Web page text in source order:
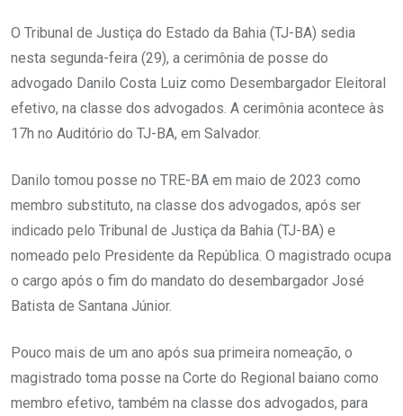
O Tribunal de Justiça do Estado da Bahia (TJ-BA) sedia
nesta segunda-feira (29), a cerimônia de posse do
advogado Danilo Costa Luiz como Desembargador Eleitoral
efetivo, na classe dos advogados. A cerimônia acontece às
17h no Auditório do TJ-BA, em Salvador.
Danilo tomou posse no TRE-BA em maio de 2023 como
membro substituto, na classe dos advogados, após ser
indicado pelo Tribunal de Justiça da Bahia (TJ-BA) e
nomeado pelo Presidente da República. O magistrado ocupa
o cargo após o fim do mandato do desembargador José
Batista de Santana Júnior.
Pouco mais de um ano após sua primeira nomeação, o
magistrado toma posse na Corte do Regional baiano como
membro efetivo, também na classe dos advogados, para